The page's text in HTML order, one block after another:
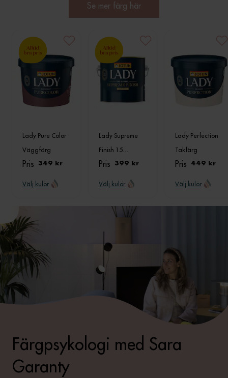
Se mer färg här
Lady Pure Color
Väggfärg
Pris 349 kr
Välj kulör
Lady Supreme
Finish 15
Silkematt
Pris 399 kr
Välj kulör
Lady Perfection
Takfärg
Pris 449 kr
Välj kulör
Färgpsykologi med Sara
Garanty